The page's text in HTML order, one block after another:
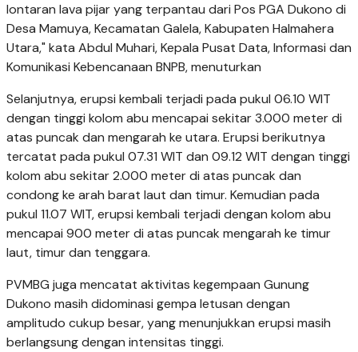
lontaran lava pijar yang terpantau dari Pos PGA Dukono di
Desa Mamuya, Kecamatan Galela, Kabupaten Halmahera
Utara," kata Abdul Muhari, Kepala Pusat Data, Informasi dan
Komunikasi Kebencanaan BNPB, menuturkan
Selanjutnya, erupsi kembali terjadi pada pukul 06.10 WIT
dengan tinggi kolom abu mencapai sekitar 3.000 meter di
atas puncak dan mengarah ke utara. Erupsi berikutnya
tercatat pada pukul 07.31 WIT dan 09.12 WIT dengan tinggi
kolom abu sekitar 2.000 meter di atas puncak dan
condong ke arah barat laut dan timur. Kemudian pada
pukul 11.07 WIT, erupsi kembali terjadi dengan kolom abu
mencapai 900 meter di atas puncak mengarah ke timur
laut, timur dan tenggara.
PVMBG juga mencatat aktivitas kegempaan Gunung
Dukono masih didominasi gempa letusan dengan
amplitudo cukup besar, yang menunjukkan erupsi masih
berlangsung dengan intensitas tinggi.